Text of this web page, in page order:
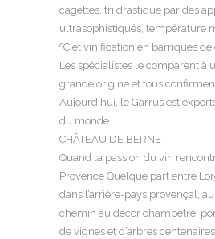
cagettes, tri drastique par des
ultrasophistiqués, température
ºC et vinification en barriques de
Les spécialistes le comparent à
grande origine et tous
Aujourd’hui, le Garrus est
du monde.
CHÂTEAU DE BERNE
Quand la passion du vin
Provence Quelque part entre
dans l’arrière-pays provençal,
chemin au décor champêtre,
de vignes et d’arbres